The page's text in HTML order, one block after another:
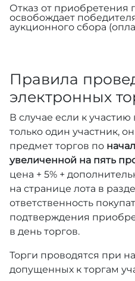
Отказ от приобретения
освобождает
аукционного сбора
Правила
электронных
В случае если к
только один участник,
предмет торгов по
увеличенной на пять
цена + 5% +
на странице лота в
ответственность
подтверждения
в день торгов.
Торги проводятся при
допущенных к торгам